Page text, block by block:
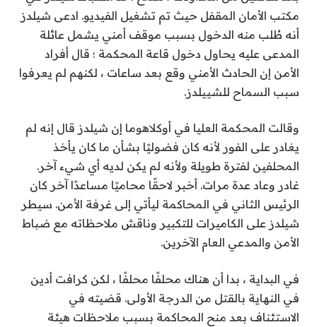
مكتب الأمان المقفل حيث تم تشغيل الفيديو. ادعى شيلدز
أنه طُلب منه الدخول بسبب موقف أمني يشمل عائلة
المدعى عليه يحاول دخول قاعة المحكمة ؛ قال أفراد
الأمن إن الحادث الأمني ​​وقع بعد ساعات ، لكنهم لم يعرفوا
سبب السماح للشييلدز.
وقالت المحكمة العليا في أوكلاهوما إن شيلدز قال إنه لم
يغادر على الفور لأنه كان فضوليًا بشأن ما كان يأخذ
المحلفين لفترة طويلة ولأنه لم يكن لديه أي شيء آخر.
غادر وعاد عدة مرات. أخبر لاحقًا محاميًا مساعدًا آخر كان
الرئيس الثاني في المحاكمة ليأتي إلى غرفة الأمن. سيطر
شيلدز على الكاميرات للتكبير وناقش ملاحظاته مع ضباط
الأمن والمدعي العام الآخرين.
في البداية ، بدا أن هناك محلفًا محلفًا ، لكن كرافت أدين
في النهاية بالقتل من الدرجة الأولى. قضيته في
الاستئناف بعد منح المحاكمة بسبب ملاحظات هيئة